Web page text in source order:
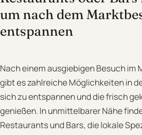
um nach dem
entspannen
Nach einem ausgiebigen Besuch im
gibt es zahlreiche Möglichkeiten in
sich zu entspannen und die frisch
genießen. In unmittelbarer Nähe
Restaurants und Bars, die lokale